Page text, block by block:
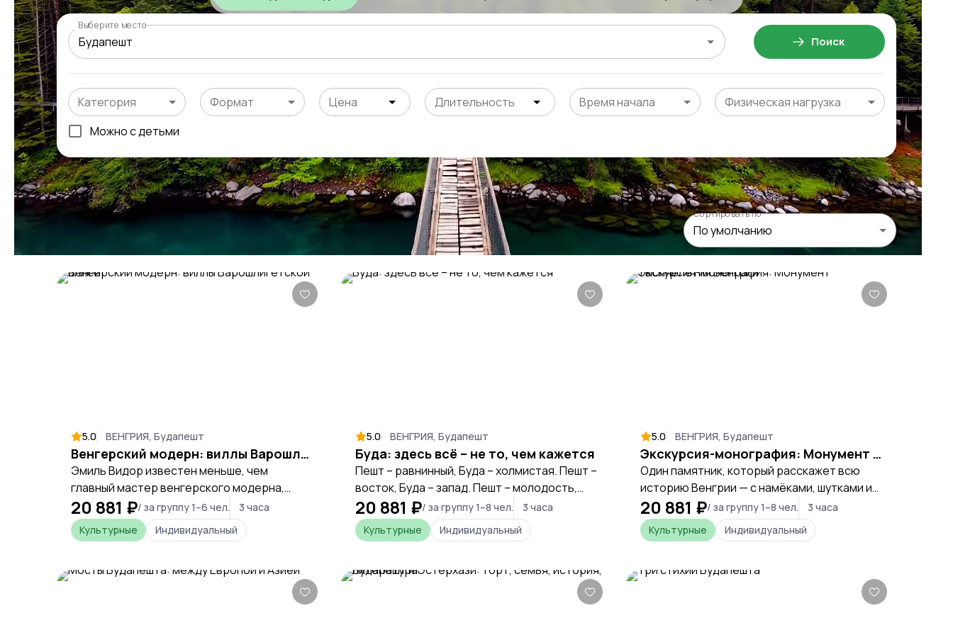
Выберите место
Категория Формат Цена Длительность Время начала
Физическая нагрузка
Можно с детьми
Поиск
Сортировать по
По умолчанию
5.0 ВЕНГРИЯ, Будапешт
Венгерский модерн: виллы Варошлигетской аллеи
Эмиль Видор известен меньше, чем
главный мастер венгерского модерна,
Эдён Лехнер, но в отличие от работ
Лехнера, разбросанных по всему городу,
виллы, построенные Видором, можно
история, поскольку строились они для
20 881 ₽/ за группу 1–6 чел.
3 часа
Культурные
Индивидуальный
5.0 ВЕНГРИЯ, Будапешт
Буда: здесь всё – не то, чем кажется
Пешт – равнинный, Буда – холмистая. Пешт –
восток, Буда – запад. Пешт – молодость,
Буда – история. Историй у Будайской
крепости много, но рассказывает она их
так, будто хочет всех запутать. Здание
построенным вчера, а готический собор –
20 881 ₽/ за группу 1–8 чел.
3 часа
Культурные
Индивидуальный
5.0 ВЕНГРИЯ, Будапешт
Экскурсия-монография: Монумент Тысячелетия Венгрии
Один памятник, который расскажет всю
историю Венгрии — с намёками, шутками и
скрытыми посланиями.
20 881 ₽/ за группу 1–8 чел.
3 часа
Культурные
Индивидуальный